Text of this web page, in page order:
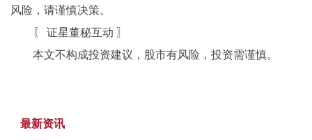
风险，请谨慎决策。
〖 证星董秘互动 〗
本文不构成投资建议，股市有风险，投资需谨慎。
最新资讯